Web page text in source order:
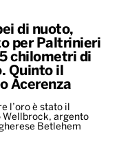
di nuoto,
per Paltrinieri
chilometri di
Quinto il
Acerenza
l’oro è stato il
Wellbrock, argento
Betlehem